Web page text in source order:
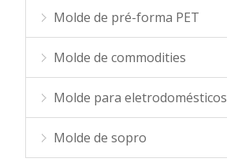
Molde de pré-forma PET
Molde de commodities
Molde para eletrodomésticos
Molde de sopro